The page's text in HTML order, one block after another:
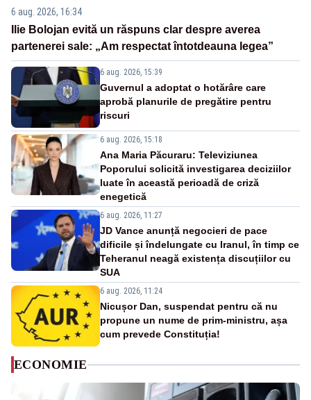
6 aug. 2026, 16:34
Ilie Bolojan evită un răspuns clar despre averea
partenerei sale: „Am respectat întotdeauna legea”
6 aug. 2026, 15:39
Guvernul a adoptat o hotărâre care
aprobă planurile de pregătire pentru
riscuri
6 aug. 2026, 15:18
Ana Maria Păcuraru: Televiziunea
Poporului solicită investigarea deciziilor
luate în această perioadă de criză
enegetică
6 aug. 2026, 11:27
JD Vance anunță negocieri de pace
dificile și îndelungate cu Iranul, în timp ce
Teheranul neagă existența discuțiilor cu
SUA
6 aug. 2026, 11:24
Nicușor Dan, suspendat pentru că nu
propune un nume de prim-ministru, așa
cum prevede Constituția!
ECONOMIE